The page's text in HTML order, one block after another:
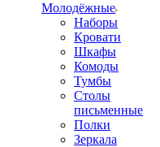
Молодёжные
Наборы
Кровати
Шкафы
Комоды
Тумбы
Столы
письменные
Полки
Зеркала